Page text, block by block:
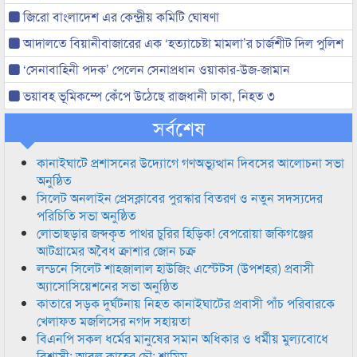
জিরো বাংলাদেশ এর কেন্দ্রীয় কমিটি ঘোষণা
আদালতে বিয়ানীবাজারের এক ‘হত্যাচেষ্টা মামলা’র চার্জশীট দিল পুলিশ
‘সেনাবাহিনী পদক’ পেলেন সেনাপ্রধান ওয়াকার-উজ-জামান
ভয়াবহ ভূমিকম্পে কেঁপে উঠেছে রাজধানী ঢাকা, নিহত ৩
সর্বশেষ
কানাইঘাটে প্রশাসনের উদ্যোগে গণঅভ্যুত্থান দিবসের আলোচনা সভা
অনুষ্ঠিত
সিলেট অনলাইন প্রেসক্লাবের পুরস্কার বিতরণ ও নতুন সদস্যদের
পরিচিতি সভা অনুষ্ঠিত
লোভাছড়ার জব্দকৃত পাথর চুরির হিড়িক! বেপরোয়া জকিগঞ্জের
আটগ্রামের অবৈধ ক্রাশার জোন চক্র
লন্ডনে সিলেট শাহজালাল হাউজিং এস্টেটস (উপশহর) প্রবাসী
অ্যাসোসিয়েশনের সভা অনুষ্ঠিত
কাতারে সড়ক দুর্ঘটনায় নিহত কানাইঘাটের প্রবাসী পাঁচ পরিবারকে
খেলাফত মজলিসের নগদ সহায়তা
বিএনপি সকল ধর্মের মানুষের সমান অধিকার ও ধর্মীয় মুল্যবোধে